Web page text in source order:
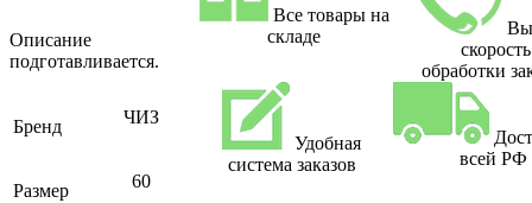
Описание
подготавливается.
Бренд ЧИЗ
Размер 60
Все товары на
складе
скорость
обработки
Удобная
система заказов
всей РФ